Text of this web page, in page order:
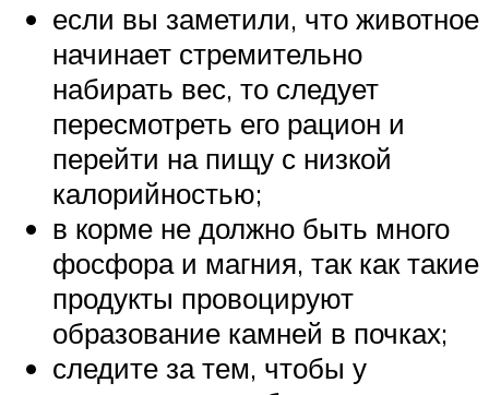
если вы заметили, что животное
начинает стремительно
набирать вес, то следует
пересмотреть его рацион и
перейти на пищу с низкой
калорийностью;
в корме не должно быть много
фосфора и магния, так как такие
продукты провоцируют
образование камней в почках;
следите за тем, чтобы у